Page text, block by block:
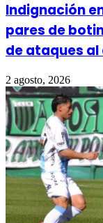
Indignación
pares de
de ataques al
2 agosto, 2026